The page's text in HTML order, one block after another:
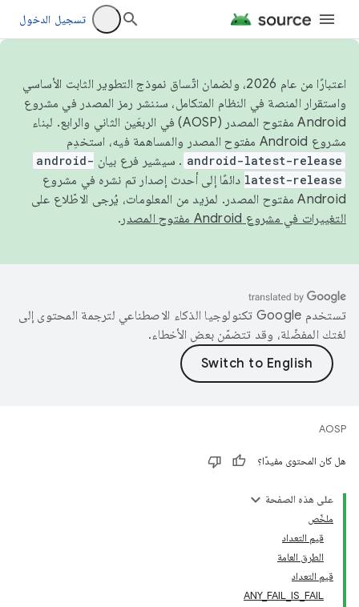
تسجيل الدخول
اعتبارًا من عام 2026، ولضمان اتّساق نموذج التطوير الثابت الأساسي
واستقرار المنصة في النظام المتكامل، سننشر رمز المصدر في مشروع
Android مفتوح المصدر (AOSP) في الربعَين الثاني والرابع. لبناء
مشروع Android مفتوح المصدر والمساهمة فيه، استخدِم
android-latest-release . سيشير فرع بيان android-
latest-release دائمًا إلى أحدث إصدار تم نشره في مشروع
Android مفتوح المصدر. لمزيد من المعلومات، يُرجى الاطّلاع على
التغييرات في مشروع Android مفتوح المصدر
.
تستخدم Google تكنولوجيا الذكاء الاصطناعي لترجمة المحتوى إلى
لغتك المفضّلة، وقد تتضمّن بعض الأخطاء.
AOSP
هل كان المحتوى مفيدًا؟
على هذه الصفحة
ملخّص
قيم التعداد
الطرق العامة
قيم التعداد
ANY_FAIL_IS_FAIL